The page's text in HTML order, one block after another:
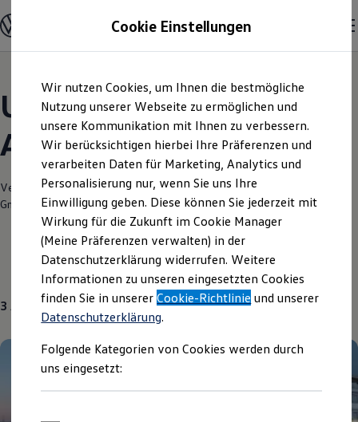
Hauptinhalt
springen
Footer
springen
Modelle und Konfigurator
Konfigurator
Modelle vergleichen
Elektroautos
ENERGY Sondermodelle
Nutzfahrzeuge
SUV und CUV
Familienautos
Kombis
Kompaktwagen
Sportwagen
Schnell verfügbare Fahrzeuge
Angebote und Produkte
Aktuelle Angebote
E-Auto-Förderung
Volkswagen Marktplatz
Die ENERGY Sondermodelle
Junge Gebrauchtwagen und Gebrauchtwagen
Volkswagen Zertifizierte Gebrauchtwagen
Elektromobilität bei Gebrauchtwagen
Saisonangebote
Reifenpakete
Leasing
Leasing-Angebote
Unsere aktuellen
Angebote und mehr
Verantwortlich für die Inhalte auf dieser Seite ist die Hahn Automobile
GmbH + Co. KG (Impressum & Rechtliches)
Gebrauchtwagen
3 Angebote
Cookie Einstellungen
Wir nutzen Cookies, um Ihnen die bestmögliche
Nutzung unserer Webseite zu ermöglichen und
unsere Kommunikation mit Ihnen zu verbessern.
Wir berücksichtigen hierbei Ihre Präferenzen und
verarbeiten Daten für Marketing, Analytics und
Personalisierung nur, wenn Sie uns Ihre
Einwilligung geben. Diese können Sie jederzeit mit
Wirkung für die Zukunft im Cookie Manager
(Meine Präferenzen verwalten) in der
Datenschutzerklärung widerrufen. Weitere
Informationen zu unseren eingesetzten Cookies
finden Sie in unsererCookie-Richtlinie und unserer
Datenschutzerklärung.
Folgende Kategorien von Cookies werden durch
uns eingesetzt: